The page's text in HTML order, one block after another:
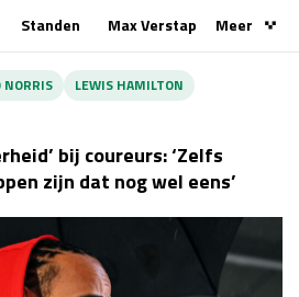
zo 15:00 - 17:00
24 - 26 sep
09 - 11 okt
za 15:00 - 16:00
Standen Max VerstappenMeer
NORRIS
LEWIS HAMILTON
bij coureurs: ‘Zelfs
zijn dat nog wel eens’